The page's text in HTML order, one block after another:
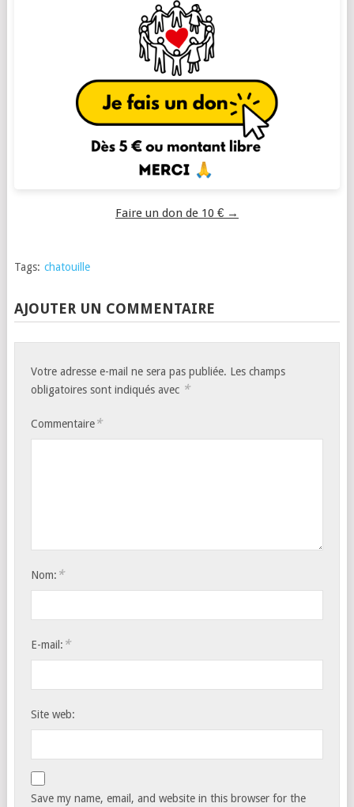
Faire un don de 10 € →
Tags: chatouille
AJOUTER UN COMMENTAIRE
Votre adresse e-mail ne sera pas publiée. Les champs
obligatoires sont indiqués avec *
Commentaire*
Nom: *
E-mail: *
Site web:
Save my name, email, and website in this browser for the